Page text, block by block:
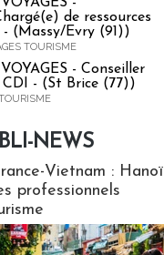
de ressources
(Massy/Evry (91))
TOURISME
- Conseiller
- (St Brice (77))
NEWS
Vietnam : Hanoï
professionnels